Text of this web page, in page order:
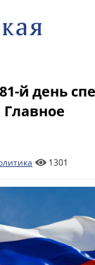
й день
1301